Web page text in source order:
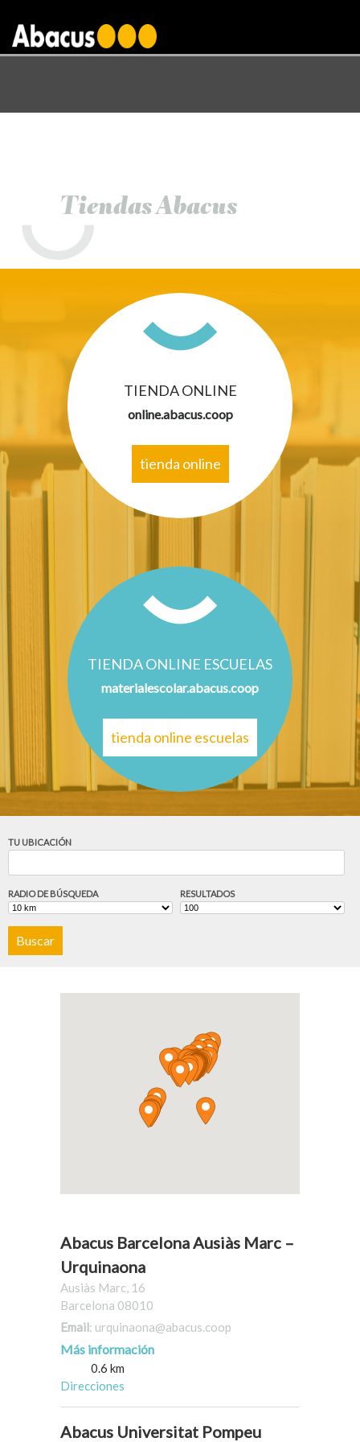
Tiendas Abacus
TIENDA ONLINE
online.abacus.coop
tienda online
TIENDA ONLINE ESCUELAS
materialescolar.abacus.coop
tienda online escuelas
TU UBICACIÓN
RADIO DE BÚSQUEDA RESULTADOS
Abacus Barcelona Ausiàs Marc –
Urquinaona
Ausiàs Marc, 16
Barcelona 08010
Email: urquinaona@abacus.coop
Más información
0.6 km
Direcciones
Abacus Universitat Pompeu